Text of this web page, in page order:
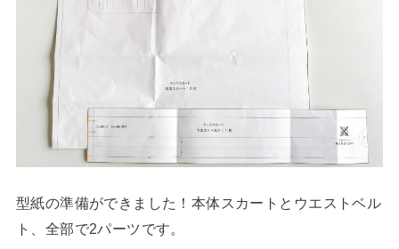
型紙の準備ができました！本体スカートとウエストベル
ト、全部で2パーツです。